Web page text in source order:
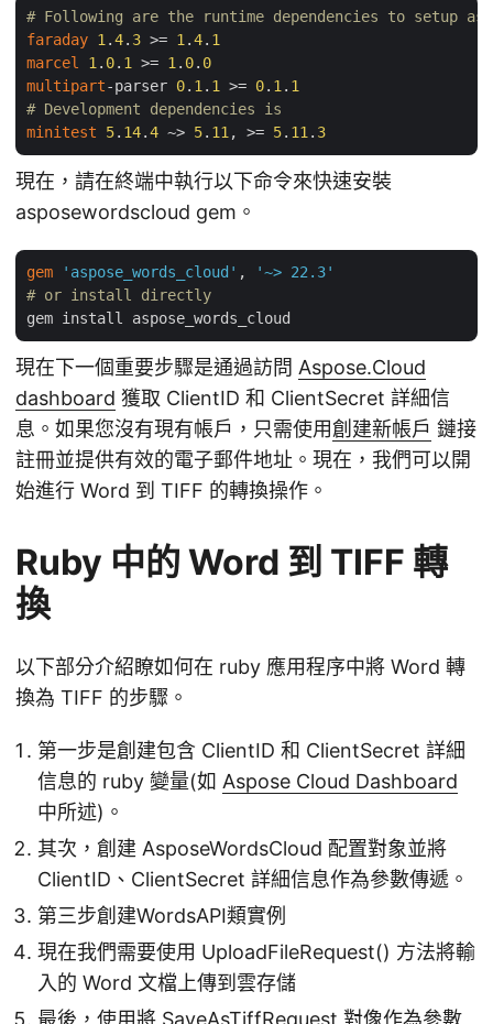
# Following are the runtime dependencies to setup
faraday 1 .4. 3 >= 1 .4. 1
marcel
1 . 0. 1 >= 1 . 0. 0
multipart-parser 0. 1 . 1 >= 0. 1 . 1
# Development dependencies is
minitest
5. 14.4 ~> 5. 11 , >= 5. 11 . 3
現在，請在終端中執行以下命令來快速安裝
asposewordscloud gem。
gem 'aspose_words_cloud' ,
'~> 22.3'
# or install directly
現在下一個重要步驟是通過訪問 Aspose.Cloud
dashboard 獲取 ClientID 和 ClientSecret 詳細信
息。如果您沒有現有帳戶，只需使用創建新帳戶 鏈接
註冊並提供有效的電子郵件地址。現在，我們可以開
始進行 Word 到 TIFF 的轉換操作。
Ruby 中的 Word 到 TIFF 轉
換
以下部分介紹瞭如何在 ruby 應用程序中將 Word 轉
換為 TIFF 的步驟。
第一步是創建包含 ClientID 和 ClientSecret 詳細
信息的 ruby 變量(如 Aspose Cloud Dashboard
中所述)。
其次，創建 AsposeWordsCloud 配置對象並將
ClientID、ClientSecret 詳細信息作為參數傳遞。
第三步創建WordsAPI類實例
現在我們需要使用 UploadFileRequest() 方法將輸
入的 Word 文檔上傳到雲存儲
最後，使用將 SaveAsTiffRequest 對像作為參數